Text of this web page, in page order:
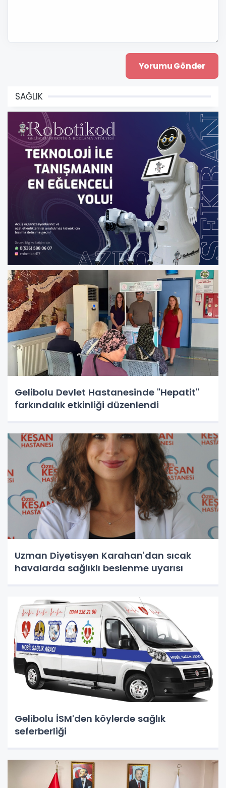
SAĞLIK
Gelibolu Devlet Hastanesinde "Hepatit"
farkındalık etkinliği düzenlendi
Uzman Diyetisyen Karahan'dan sıcak
havalarda sağlıklı beslenme uyarısı
Gelibolu İSM'den köylerde sağlık
seferberliği